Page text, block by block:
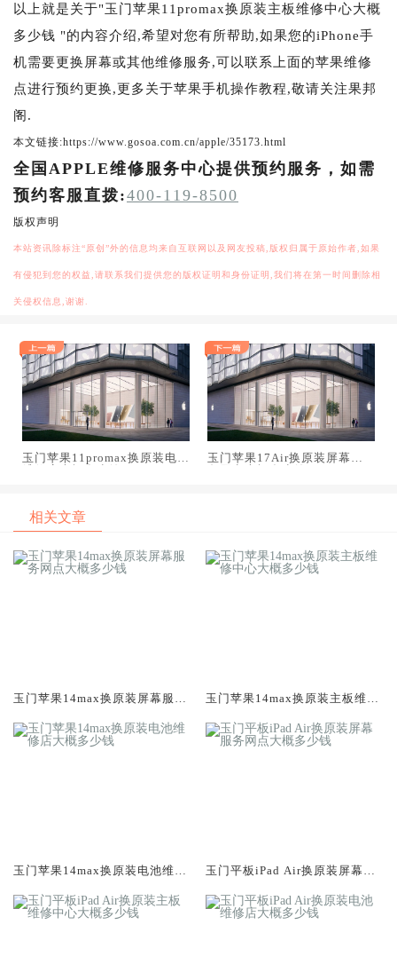
以上就是关于"玉门苹果11promax换原装主板维修中心大概
多少钱 "的内容介绍,希望对您有所帮助,如果您的iPhone手
机需要更换屏幕或其他维修服务,可以联系上面的苹果维修
点进行预约更换,更多关于苹果手机操作教程,敬请关注果邦
阁.
本文链接:https://www.gosoa.com.cn/apple/35173.html
全国APPLE维修服务中心提供预约服务，如需
预约客服直拨:400-119-8500
版权声明
本站资讯除标注“原创”外的信息均来自互联网以及网友投稿,版权归属于原始作者,如果
有侵犯到您的权益,请联系我们提供您的版权证明和身份证明,我们将在第一时间删除相
关侵权信息,谢谢.
玉门苹果11promax换原装电池
玉门苹果17Air换原装屏幕服
相关文章
玉门苹果14max换原装屏幕服务
玉门苹果14max换原装主板维修
玉门苹果14max换原装电池维修
玉门平板iPad Air换原装屏幕服